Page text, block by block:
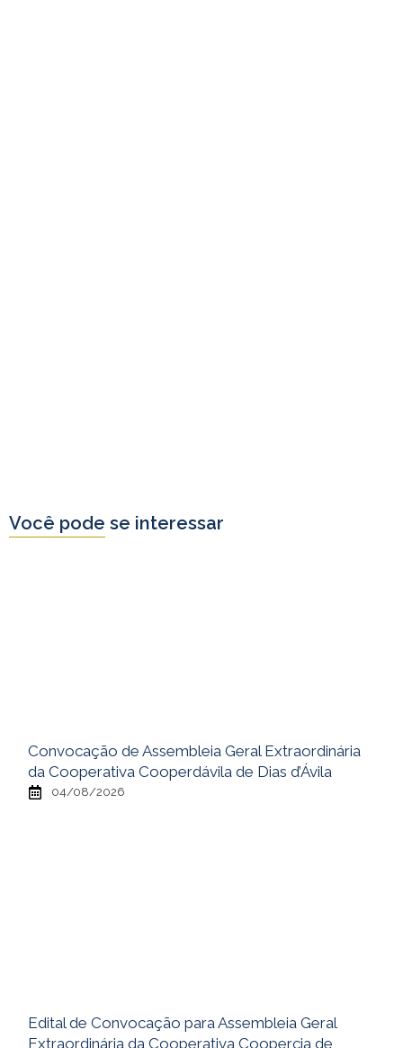
Você pode se interessar
Convocação de Assembleia Geral Extraordinária
da Cooperativa Cooperdávila de Dias d’Ávila
04/08/2026
Edital de Convocação para Assembleia Geral
Extraordinária da Cooperativa Coopercia de